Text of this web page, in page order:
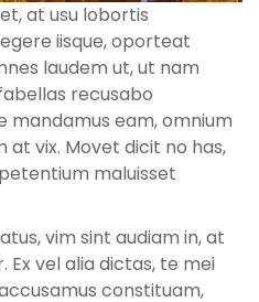
at usu lobortis
iisque, oporteat
laudem ut, ut nam
recusabo
mandamus eam, omnium
vix. Movet dicit no has,
maluisset
vim sint audiam in, at
Ex vel alia dictas, te mei
constituam,